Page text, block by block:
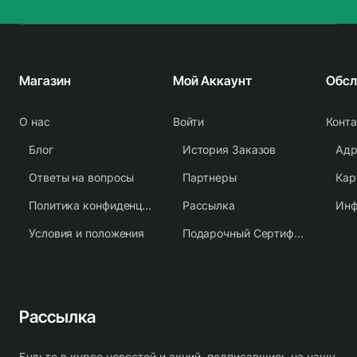
Магазин
О нас
Блог
Ответы на вопросы
Политика конфиденциальности
Условия и положения
Мой Аккаунт
Войти
История Заказов
Партнеры
Рассылка
Подарочный Сертификат
Рассылка